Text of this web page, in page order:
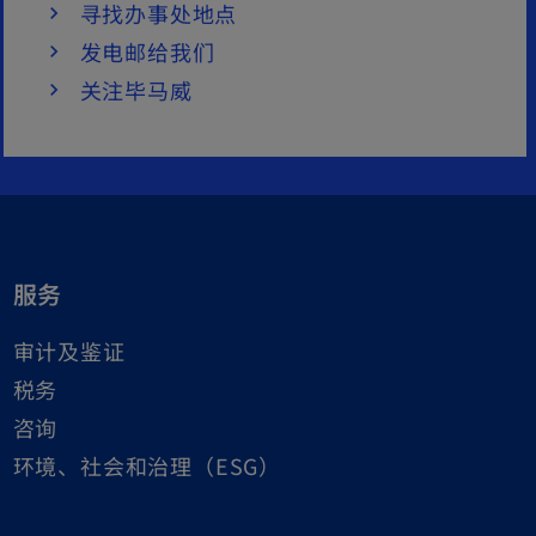
寻找办事处地点
发电邮给我们
关注毕马威
服务
审计及鉴证
税务
咨询
环境、社会和治理（ESG）